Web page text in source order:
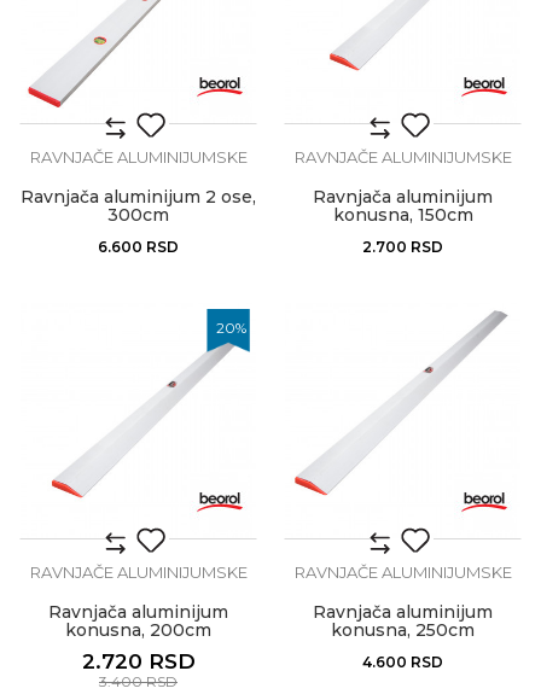
RAVNJAČE ALUMINIJUMSKE
Ravnjača aluminijum 2 ose,
300cm
6.600 RSD
RAVNJAČE ALUMINIJUMSKE
Ravnjača aluminijum
konusna, 150cm
2.700 RSD
20%
RAVNJAČE ALUMINIJUMSKE
Ravnjača aluminijum
konusna, 200cm
2.720 RSD
3.400RSD
RAVNJAČE ALUMINIJUMSKE
Ravnjača aluminijum
konusna, 250cm
4.600 RSD